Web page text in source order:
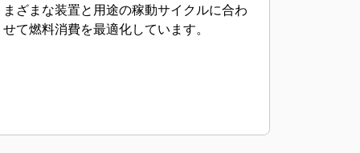
まざまな装置と用途の稼動サイクルに合わ
せて燃料消費を最適化しています。